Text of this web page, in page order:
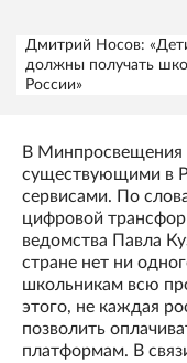
Дмитрий Носов:
должны получать
России»
В Минпросвещения
существующими в
сервисами. По
цифровой
ведомства Павла
стране нет ни
школьникам всю
этого, не каждая
позволить
платформам. В